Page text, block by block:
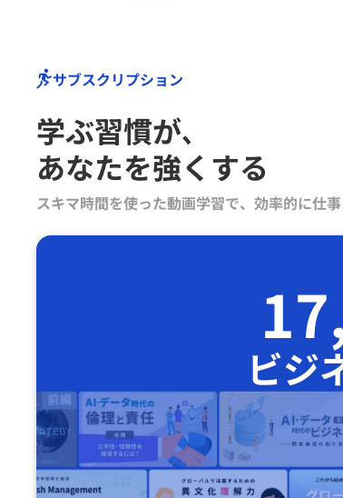
サブスクリプション
学ぶ習慣が､
あなたを強くする
スキマ時間を使った動画学習で、効率的に仕
ビジ